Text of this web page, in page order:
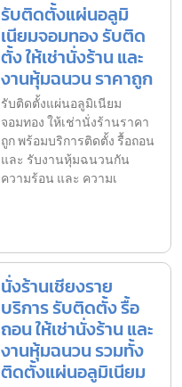
รับติดตั้งแผ่นอลูมิ
เนียมจอมทอง รับติด
ตั้ง ให้เช่านั่งร้าน และ
งานหุ้มฉนวน ราคาถูก
รับติดตั้งแผ่นอลูมิเนียม
จอมทอง ให้เช่านั่งร้านราคา
ถูก พร้อมบริการติดตั้ง รื้อถอน
และ รับงานหุ้มฉนวนกัน
ความร้อน และ ความเ
นั่งร้านเชียงราย
บริการ รับติดตั้ง รื้อ
ถอน ให้เช่านั่งร้าน และ
งานหุ้มฉนวน รวมทั้ง
ติดตั้งแผ่นอลูมิเนียม